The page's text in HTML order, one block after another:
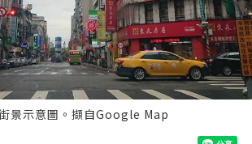
景示意圖。擷自Google Map